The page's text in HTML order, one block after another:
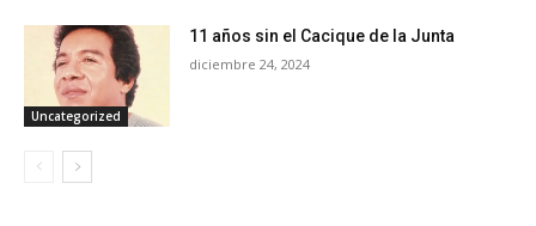
Uncategorized
11 años sin el Cacique de la Junta
diciembre 24, 2024